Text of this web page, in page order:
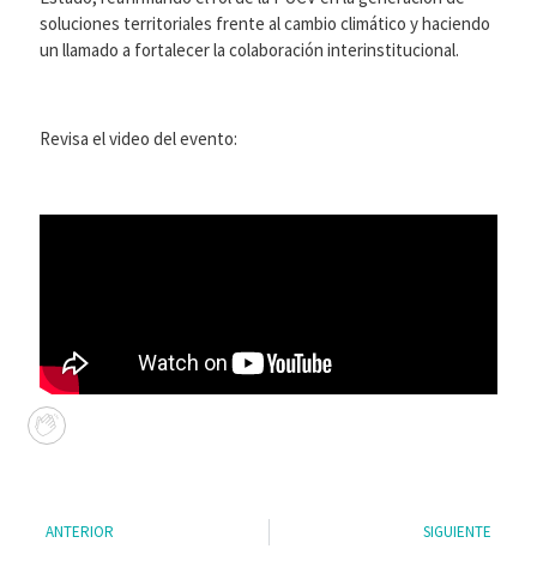
soluciones territoriales frente al cambio climático y haciendo
un llamado a fortalecer la colaboración interinstitucional.
Revisa el video del evento:
ANTERIOR SIGUIENTE